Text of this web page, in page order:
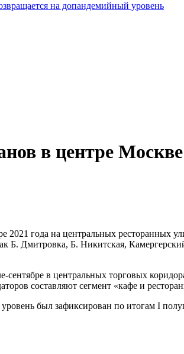
на допандемийный уровень
в центре
года на центральных ресторанных
Б. Дмитровка, Б. Никитская,
в центральных торговых
составляют сегмент «кафе и
был зафиксирован по итогам I